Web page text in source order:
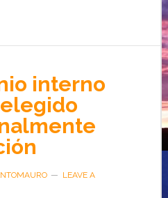
interno
LEAVE A